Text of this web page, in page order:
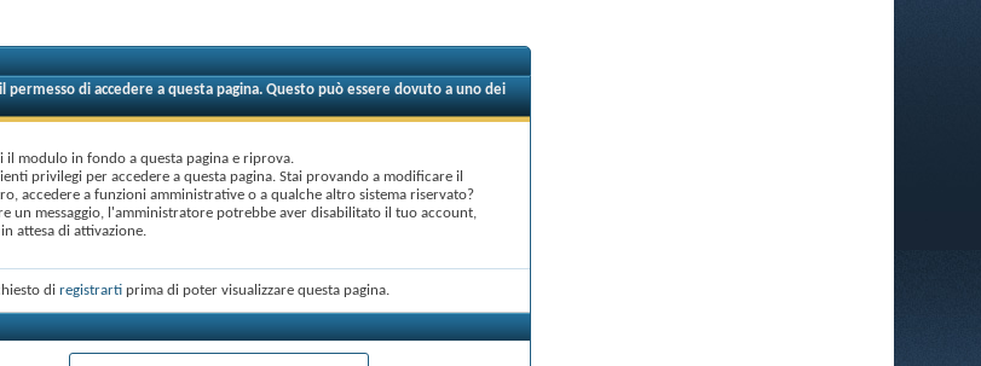
permesso di accedere a questa pagina. Questo può essere dovuto a uno dei
il modulo in fondo a questa pagina e riprova.
privilegi per accedere a questa pagina. Stai provando a modificare il
accedere a funzioni amministrative o a qualche altro sistema riservato?
un messaggio, l'amministratore potrebbe aver disabilitato il tuo account,
attesa di attivazione.
di registrarti prima di poter visualizzare questa pagina.